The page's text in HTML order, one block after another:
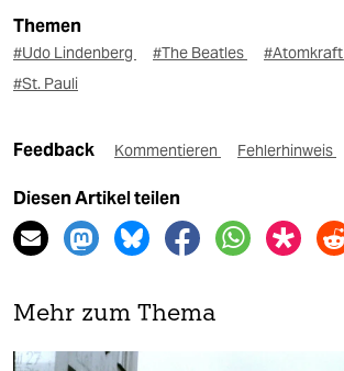
Themen
#Udo Lindenberg #The Beatles #Atomkraft
#St. Pauli
Feedback Kommentieren Fehlerhinweis
Diesen Artikel teilen
Mehr zum Thema